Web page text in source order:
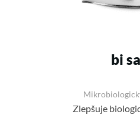
bi
Zlepšuje